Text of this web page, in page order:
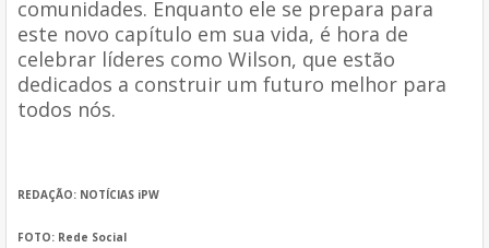
comunidades. Enquanto ele se prepara para
este novo capítulo em sua vida, é hora de
celebrar líderes como Wilson, que estão
dedicados a construir um futuro melhor para
todos nós.
REDAÇÃO: NOTÍCIAS iPW
FOTO: Rede Social